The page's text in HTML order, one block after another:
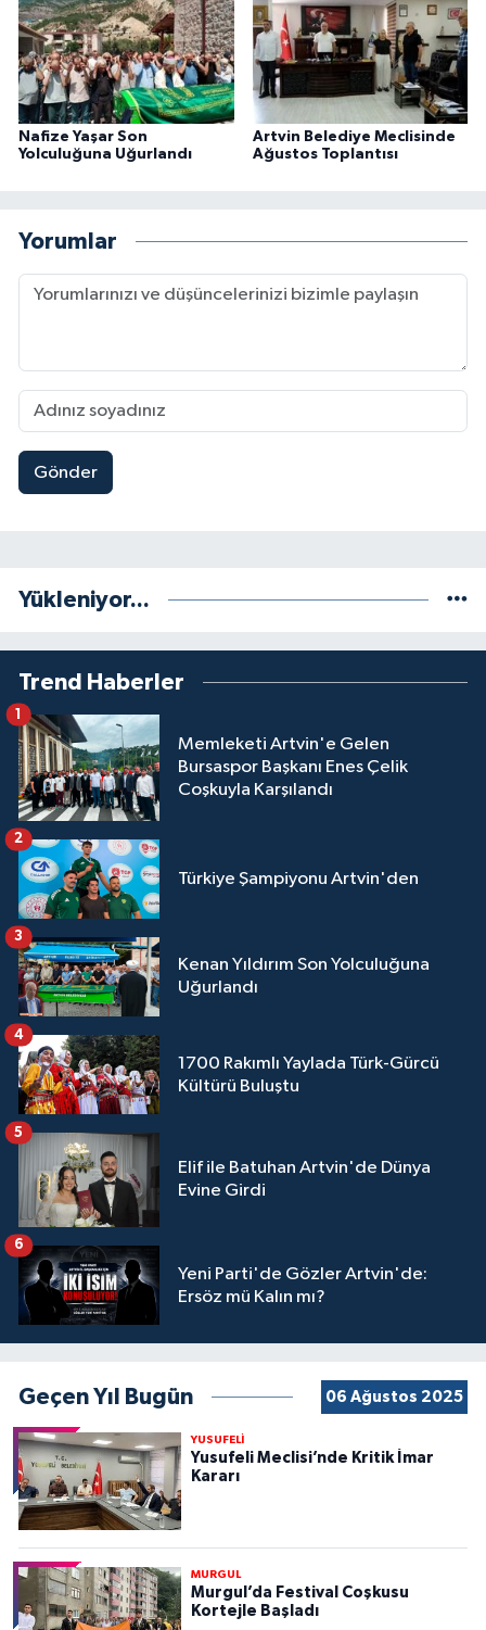
Nafize Yaşar Son
Yolculuğuna Uğurlandı
Artvin Belediye Meclisinde
Ağustos Toplantısı
Yorumlar
Gönder
Yükleniyor...
Trend Haberler
Memleketi Artvin'e Gelen
Bursaspor Başkanı Enes Çelik
Coşkuyla Karşılandı
1
Türkiye Şampiyonu Artvin'den
2
Kenan Yıldırım Son Yolculuğuna
Uğurlandı
3
1700 Rakımlı Yaylada Türk-Gürcü
Kültürü Buluştu
4
Elif ile Batuhan Artvin'de Dünya
Evine Girdi
5
Yeni Parti'de Gözler Artvin'de:
Ersöz mü Kalın mı?
6
Geçen Yıl Bugün 06 Ağustos 2025
YUSUFELİ
Yusufeli Meclisi’nde Kritik İmar
Kararı
MURGUL
Murgul’da Festival Coşkusu
Kortejle Başladı